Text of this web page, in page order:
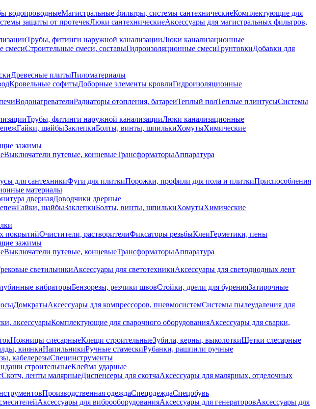
водопроводныеМагистральные фильтры, системы сантехническиеКомплектующие для
защиты от протечекЛюки сантехническиеАксессуары для магистральных фильтров,
Трубы, фитинги наружной канализацииЛюки канализационные
смесиСтроительные смеси, составыГидроизоляционные смесиГрунтовкиДобавки для
Древесные плитыПиломатериалы
Кровельные софитыДоборные элементы кровлиГидроизоляционные
ВодонагревателиРадиаторы отопления, батареиТеплый полТеплые плинтусыСистемы
Трубы, фитинги наружной канализацииЛюки канализационные
Гайки, шайбыЗаклепкиБолты, винты, шпилькиХомутыХимические
зажимы
Выключатели путевые, концевыеТрансформаторыАппаратура
для сантехникиФуги для плиткиПорожки, профили для пола и плиткиПриспособления
материалы
двернаяДоводчики дверные
Гайки, шайбыЗаклепкиБолты, винты, шпилькиХомутыХимические
покрытийОчистители, растворителиФиксаторы резьбыКлеиГерметики, пены
зажимы
Выключатели путевые, концевыеТрансформаторыАппаратура
светильникиАксессуары для светотехникиАксессуары для светодиодных лент
вибраторыБензорезы, резчики швовСтойки, дрели для буренияЗатирочные
ДомкратыАксессуары для компрессоров, пневмосистемСистемы пылеудаления для
аксессуарыКомплектующие для сварочного оборудованияАксессуары для сварки,
Ножницы слесарныеКлещи строительныеЗубила, керны, выколоткиЩетки слесарные
киянкиНапильникиРучные стамескиРубанки, рашпили ручные
кабелерезыСпецинструменты
строительныеКлейма ударные
Скотч, ленты малярныеДиспенсеры для скотчаАксессуары для малярных, отделочных
Производственная одеждаСпецодеждаСпецобувь
Аксессуары для виброоборудованияАксессуары для генераторовАксессуары для